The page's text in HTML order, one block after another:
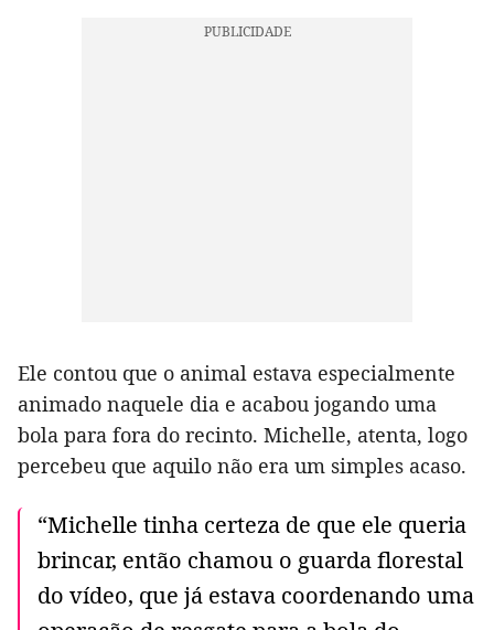
Ele contou que o animal estava especialmente
animado naquele dia e acabou jogando uma
bola para fora do recinto. Michelle, atenta, logo
percebeu que aquilo não era um simples acaso.
“Michelle tinha certeza de que ele queria
brincar, então chamou o guarda florestal
do vídeo, que já estava coordenando uma